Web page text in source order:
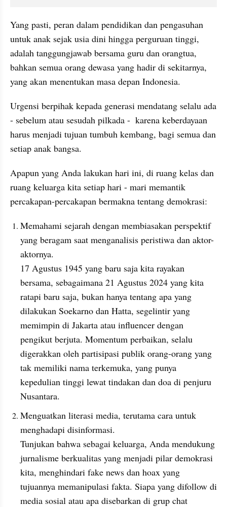
Yang pasti, peran dalam pendidikan dan pengasuhan
untuk anak sejak usia dini hingga perguruan tinggi,
adalah tanggungjawab bersama guru dan orangtua,
bahkan semua orang dewasa yang hadir di sekitarnya,
yang akan menentukan masa depan Indonesia.
Urgensi berpihak kepada generasi mendatang selalu ada
- sebelum atau sesudah pilkada -  karena keberdayaan
harus menjadi tujuan tumbuh kembang, bagi semua dan
setiap anak bangsa.
Apapun yang Anda lakukan hari ini, di ruang kelas dan
ruang keluarga kita setiap hari - mari memantik
percakapan-percakapan bermakna tentang demokrasi:
Memahami sejarah dengan membiasakan perspektif
yang beragam saat menganalisis peristiwa dan aktor-
aktornya.
17 Agustus 1945 yang baru saja kita rayakan
bersama, sebagaimana 21 Agustus 2024 yang kita
ratapi baru saja, bukan hanya tentang apa yang
dilakukan Soekarno dan Hatta, segelintir yang
memimpin di Jakarta atau influencer dengan
pengikut berjuta. Momentum perbaikan, selalu
digerakkan oleh partisipasi publik orang-orang yang
tak memiliki nama terkemuka, yang punya
kepedulian tinggi lewat tindakan dan doa di penjuru
Nusantara.
Menguatkan literasi media, terutama cara untuk
menghadapi disinformasi.
Tunjukan bahwa sebagai keluarga, Anda mendukung
jurnalisme berkualitas yang menjadi pilar demokrasi
kita, menghindari fake news dan hoax yang
tujuannya memanipulasi fakta. Siapa yang difollow di
media sosial atau apa disebarkan di grup chat